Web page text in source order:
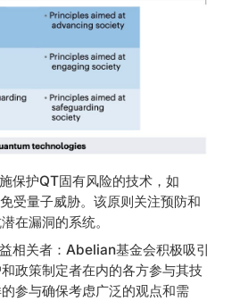
保护QT固有风险的技术，如
受量子威胁。该原则关注预防和
在漏洞的系统。
相关者：Abelian基金会积极吸引
政策制定者在内的各方参与其技
参与确保考虑广泛的观点和需